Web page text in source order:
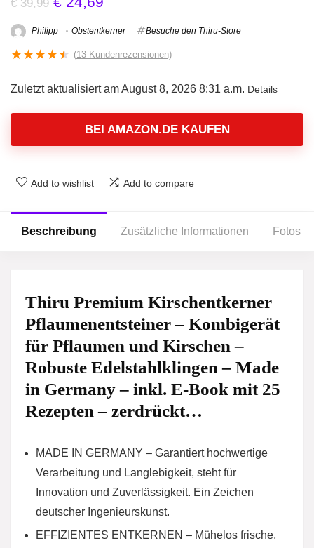
€39,99
Philipp Obstentkerner Besuche den Thiru-Store
★★★★★ (13 Kundenrezensionen)
Zuletzt aktualisiert am August 8, 2026 8:31 a.m. Details
BEI AMAZON.DE KAUFEN
Add to wishlist Add to compare
Beschreibung Zusätzliche Informationen Fotos
Thiru Premium Kirschentkerner
Pflaumenentsteiner – Kombigerät
für Pflaumen und Kirschen –
Robuste Edelstahlklingen – Made
in Germany – inkl. E-Book mit 25
Rezepten – zerdrückt…
MADE IN GERMANY – Garantiert hochwertige
Verarbeitung und Langlebigkeit, steht für
Innovation und Zuverlässigkeit. Ein Zeichen
deutscher Ingenieurskunst.
EFFIZIENTES ENTKERNEN – Mühelos frische,